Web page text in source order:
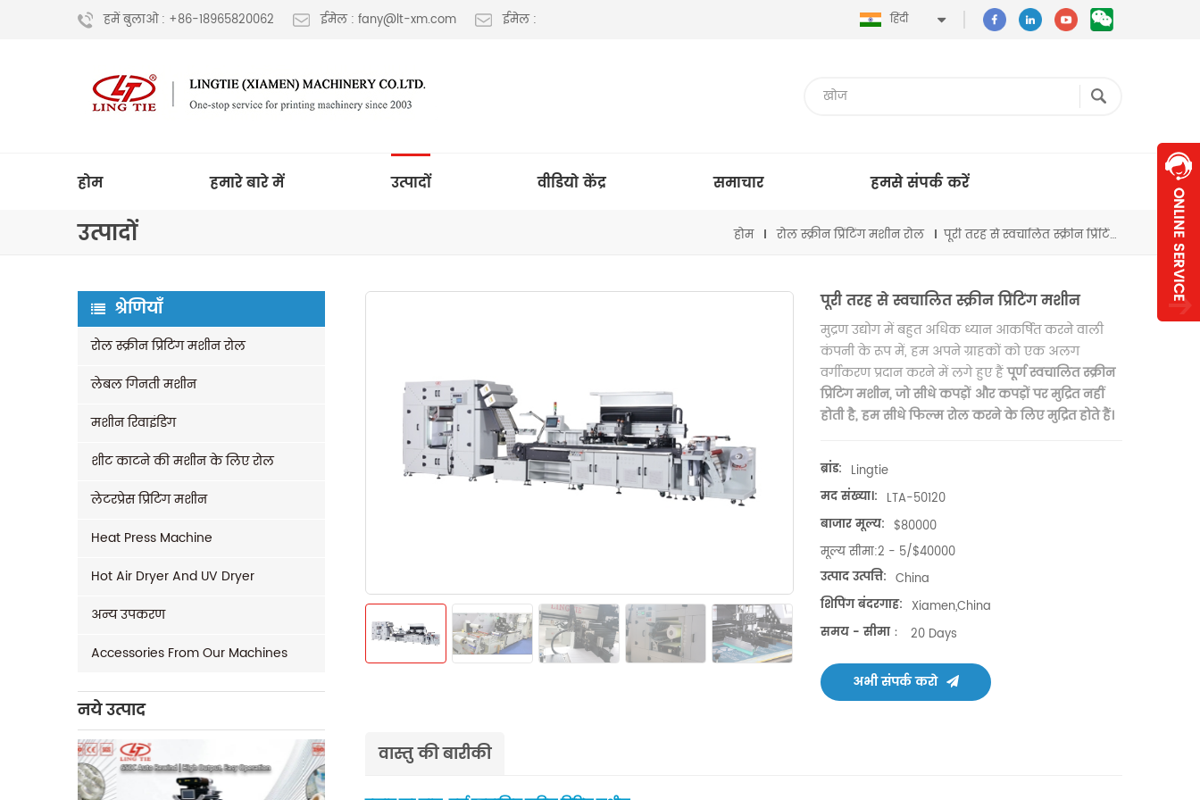
हमें बुलाओ : +86-18965820062 ईमेल : fany@lt-xm.com ईमेल : हिंदी
होम हमारे बारे में उत्पादों वीडियो केंद्र समाचार हमसे संपर्क करें
उत्पादों होम रोल स्क्रीन प्रिंटिंग मशीन रोल पूरी तरह से स्वचालित स्क्रीन प्रिंटिंग मशीन
श्रेणियाँ
रोल स्क्रीन प्रिंटिंग मशीन रोल
लेबल गिनती मशीन
मशीन रिवाइंडिंग
शीट काटने की मशीन के लिए रोल
लेटरप्रेस प्रिंटिंग मशीन
Heat Press Machine
Hot Air Dryer And UV Dryer
अन्य उपकरण
Accessories From Our Machines
नये उत्पाद
पूरी तरह से स्वचालित स्क्रीन प्रिंटिंग मशीन
मुद्रण उद्योग में बहुत अधिक ध्यान आकर्षित करने वाली
कंपनी के रूप में, हम अपने ग्राहकों को एक अलग
वर्गीकरण प्रदान करने में लगे हुए हैंपूर्ण स्वचालित स्क्रीन
प्रिंटिंग मशीन, जो सीधे कपड़ों और कपड़ों पर मुद्रित नहीं
होती है, हम सीधे फिल्म रोल करने के लिए मुद्रित होते हैं।
ब्रांड: Lingtie
मद संख्या।: LTA-50120
बाजार मूल्य: $80000
मूल्य सीमा:2 - 5/$40000
उत्पाद उत्पत्ति: China
शिपिंग बंदरगाह: Xiamen,China
समय - सीमा：
20 Days
अभी संपर्क करो
वास्तु की बारीकी